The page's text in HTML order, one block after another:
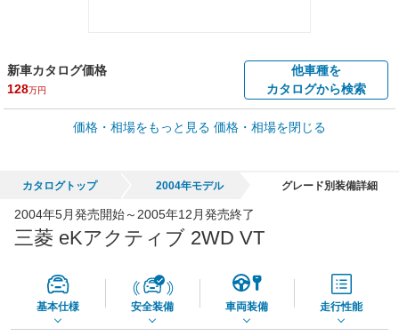
新車カタログ価格
128万円
他車種を
カタログから検索
車買取価格 *
車買取相場
45,550円
価格・相場をもっと見る 価格・相場を閉じる
カタログトップ 2004年モデル グレード別装備詳細
2004年5月発売開始～2005年12月発売終了
三菱 eKアクティブ 2WD VT
基本仕様 安全装備 車両装備 走行性能